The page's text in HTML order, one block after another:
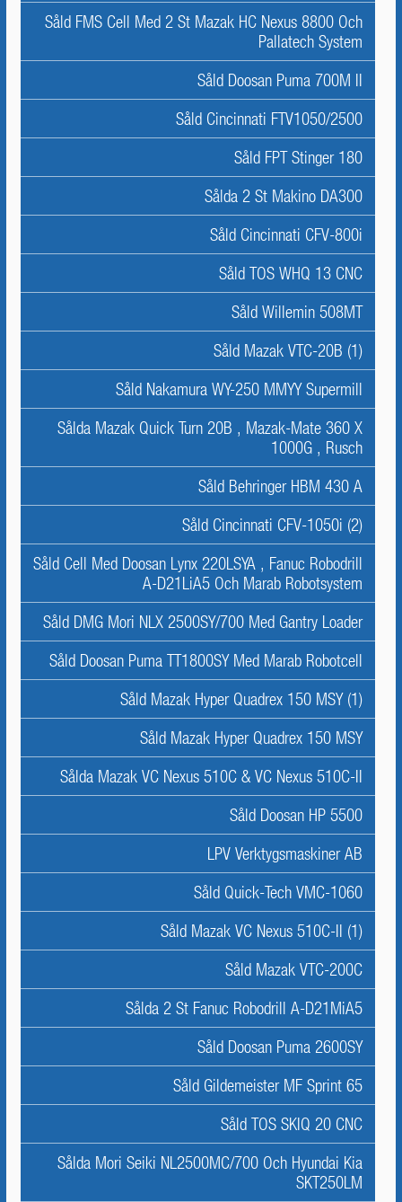
Såld FMS Cell Med 2 St Mazak HC Nexus 8800 Och
Pallatech System
Såld Doosan Puma 700M II
Såld Cincinnati FTV1050/2500
Såld FPT Stinger 180
Sålda 2 St Makino DA300
Såld Cincinnati CFV-800i
Såld TOS WHQ 13 CNC
Såld Willemin 508MT
Såld Mazak VTC-20B (1)
Såld Nakamura WY-250 MMYY Supermill
Sålda Mazak Quick Turn 20B , Mazak-Mate 360 X
1000G , Rusch
Såld Behringer HBM 430 A
Såld Cincinnati CFV-1050i (2)
Såld Cell Med Doosan Lynx 220LSYA , Fanuc Robodrill
A-D21LiA5 Och Marab Robotsystem
Såld DMG Mori NLX 2500SY/700 Med Gantry Loader
Såld Doosan Puma TT1800SY Med Marab Robotcell
Såld Mazak Hyper Quadrex 150 MSY (1)
Såld Mazak Hyper Quadrex 150 MSY
Sålda Mazak VC Nexus 510C & VC Nexus 510C-II
Såld Doosan HP 5500
LPV Verktygsmaskiner AB
Såld Quick-Tech VMC-1060
Såld Mazak VC Nexus 510C-II (1)
Såld Mazak VTC-200C
Sålda 2 St Fanuc Robodrill A-D21MiA5
Såld Doosan Puma 2600SY
Såld Gildemeister MF Sprint 65
Såld TOS SKIQ 20 CNC
Sålda Mori Seiki NL2500MC/700 Och Hyundai Kia
SKT250LM